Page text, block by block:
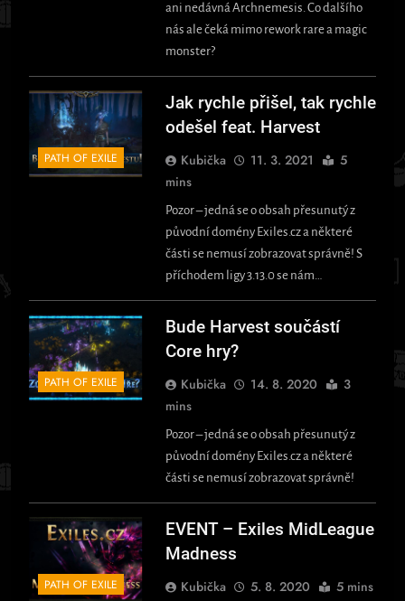
ani nedávná Archnemesis. Co dalšího
nás ale čeká mimo rework rare a magic
monster?
PATH OF EXILE
Jak rychle přišel, tak rychle
odešel feat. Harvest
Kubička 11. 3. 2021
5
mins
Pozor – jedná se o obsah přesunutý z
původní domény Exiles.cz a některé
části se nemusí zobrazovat správně! S
příchodem ligy 3.13.0 se nám…
PATH OF EXILE
Bude Harvest součástí
Core hry?
Kubička 14. 8. 2020
3
mins
Pozor – jedná se o obsah přesunutý z
původní domény Exiles.cz a některé
části se nemusí zobrazovat správně!
PATH OF EXILE
EVENT – Exiles MidLeague
Madness
Kubička 5. 8. 2020 5 mins